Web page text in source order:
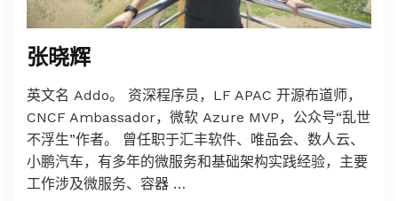
张晓辉
英文名 Addo。 资深程序员，LF APAC 开源布道师，
CNCF Ambassador，微软 Azure MVP，公众号“乱世
不浮生”作者。 曾任职于汇丰软件、唯品会、数人云、
小鹏汽车，有多年的微服务和基础架构实践经验，主要
工作涉及微服务、容器 …